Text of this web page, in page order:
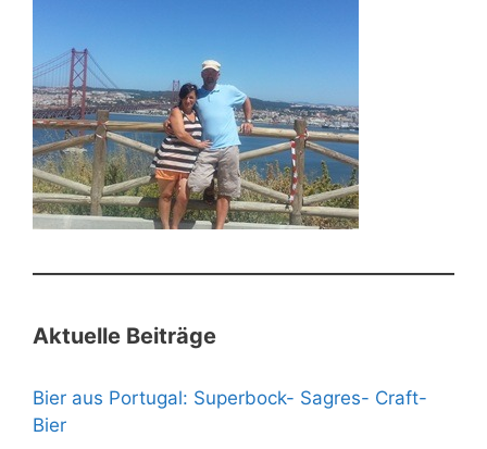
Aktuelle Beiträge
Bier aus Portugal: Superbock- Sagres- Craft-
Bier